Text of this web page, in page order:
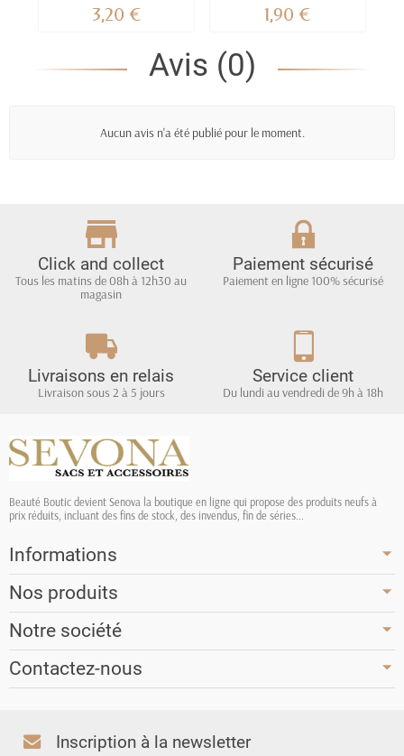
3,20 € 1,90 €
Avis (0)
Aucun avis n'a été publié pour le moment.
Click and collect
Tous les matins de 08h à 12h30 au
magasin
Paiement sécurisé
Paiement en ligne 100% sécurisé
Livraisons en relais
Livraison sous 2 à 5 jours
Service client
Du lundi au vendredi de 9h à 18h
Beauté Boutic devient Senova la boutique en ligne qui propose des produits neufs à
prix réduits, incluant des fins de stock, des invendus, fin de séries...
Informations
Nos produits
Notre société
Contactez-nous
Inscription à la newsletter